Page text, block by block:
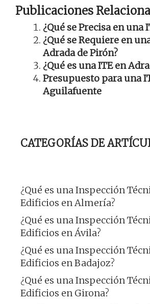
Publicaciones
¿Qué se Precisa en una
¿Qué se Requiere en
Adrada de Pirón?
¿Qué es una ITE en
Presupuesto para una
Aguilafuente
CATEGORÍAS DE
¿Qué es una Inspección
Edificios en Almería?
¿Qué es una Inspección
Edificios en Ávila?
¿Qué es una Inspección
Edificios en Badajoz?
¿Qué es una Inspección
Edificios en Girona?